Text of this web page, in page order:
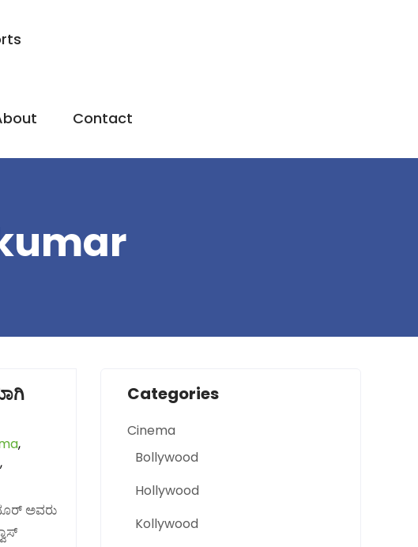
Contact
,
,
ಅವರು
Categories
Cinema
Bollywood
Hollywood
Kollywood